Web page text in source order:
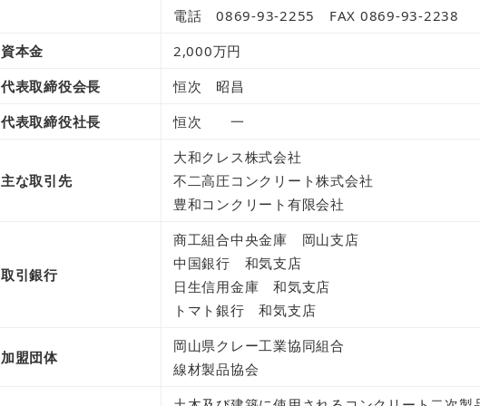
電話 0869-93-2255 FAX 0869-93-2238
資本金
2,000万円
代表取締役会長
恒次 昭昌
代表取締役社長
恒次 一
主な取引先
大和クレス株式会社
不二高圧コンクリート株式会社
豊和コンクリート有限会社
取引銀行
商工組合中央金庫 岡山支店
中国銀行 和気支店
日生信用金庫 和気支店
トマト銀行 和気支店
加盟団体
岡山県クレー工業協同組合
線材製品協会